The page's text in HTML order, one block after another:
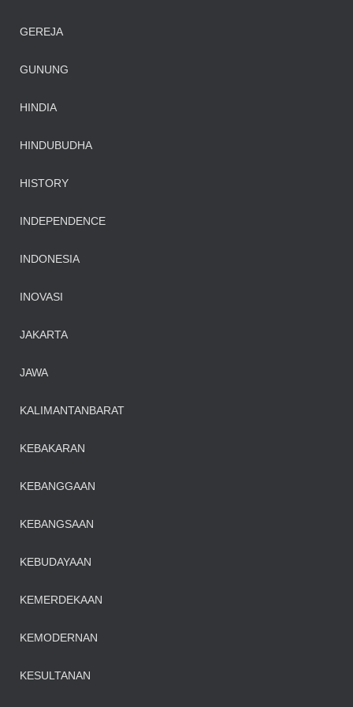
GEREJA
GUNUNG
HINDIA
HINDUBUDHA
HISTORY
INDEPENDENCE
INDONESIA
INOVASI
JAKARTA
JAWA
KALIMANTANBARAT
KEBAKARAN
KEBANGGAAN
KEBANGSAAN
KEBUDAYAAN
KEMERDEKAAN
KEMODERNAN
KESULTANAN